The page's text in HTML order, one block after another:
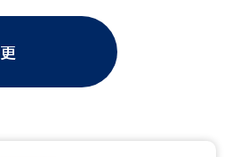
料種類から請求
・学科パンフ
薦型選抜 募集要項＆願書